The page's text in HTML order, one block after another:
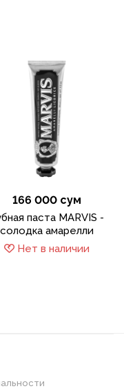
166 000 сум
паста MARVIS -
солодка амарелли
Нет в наличии